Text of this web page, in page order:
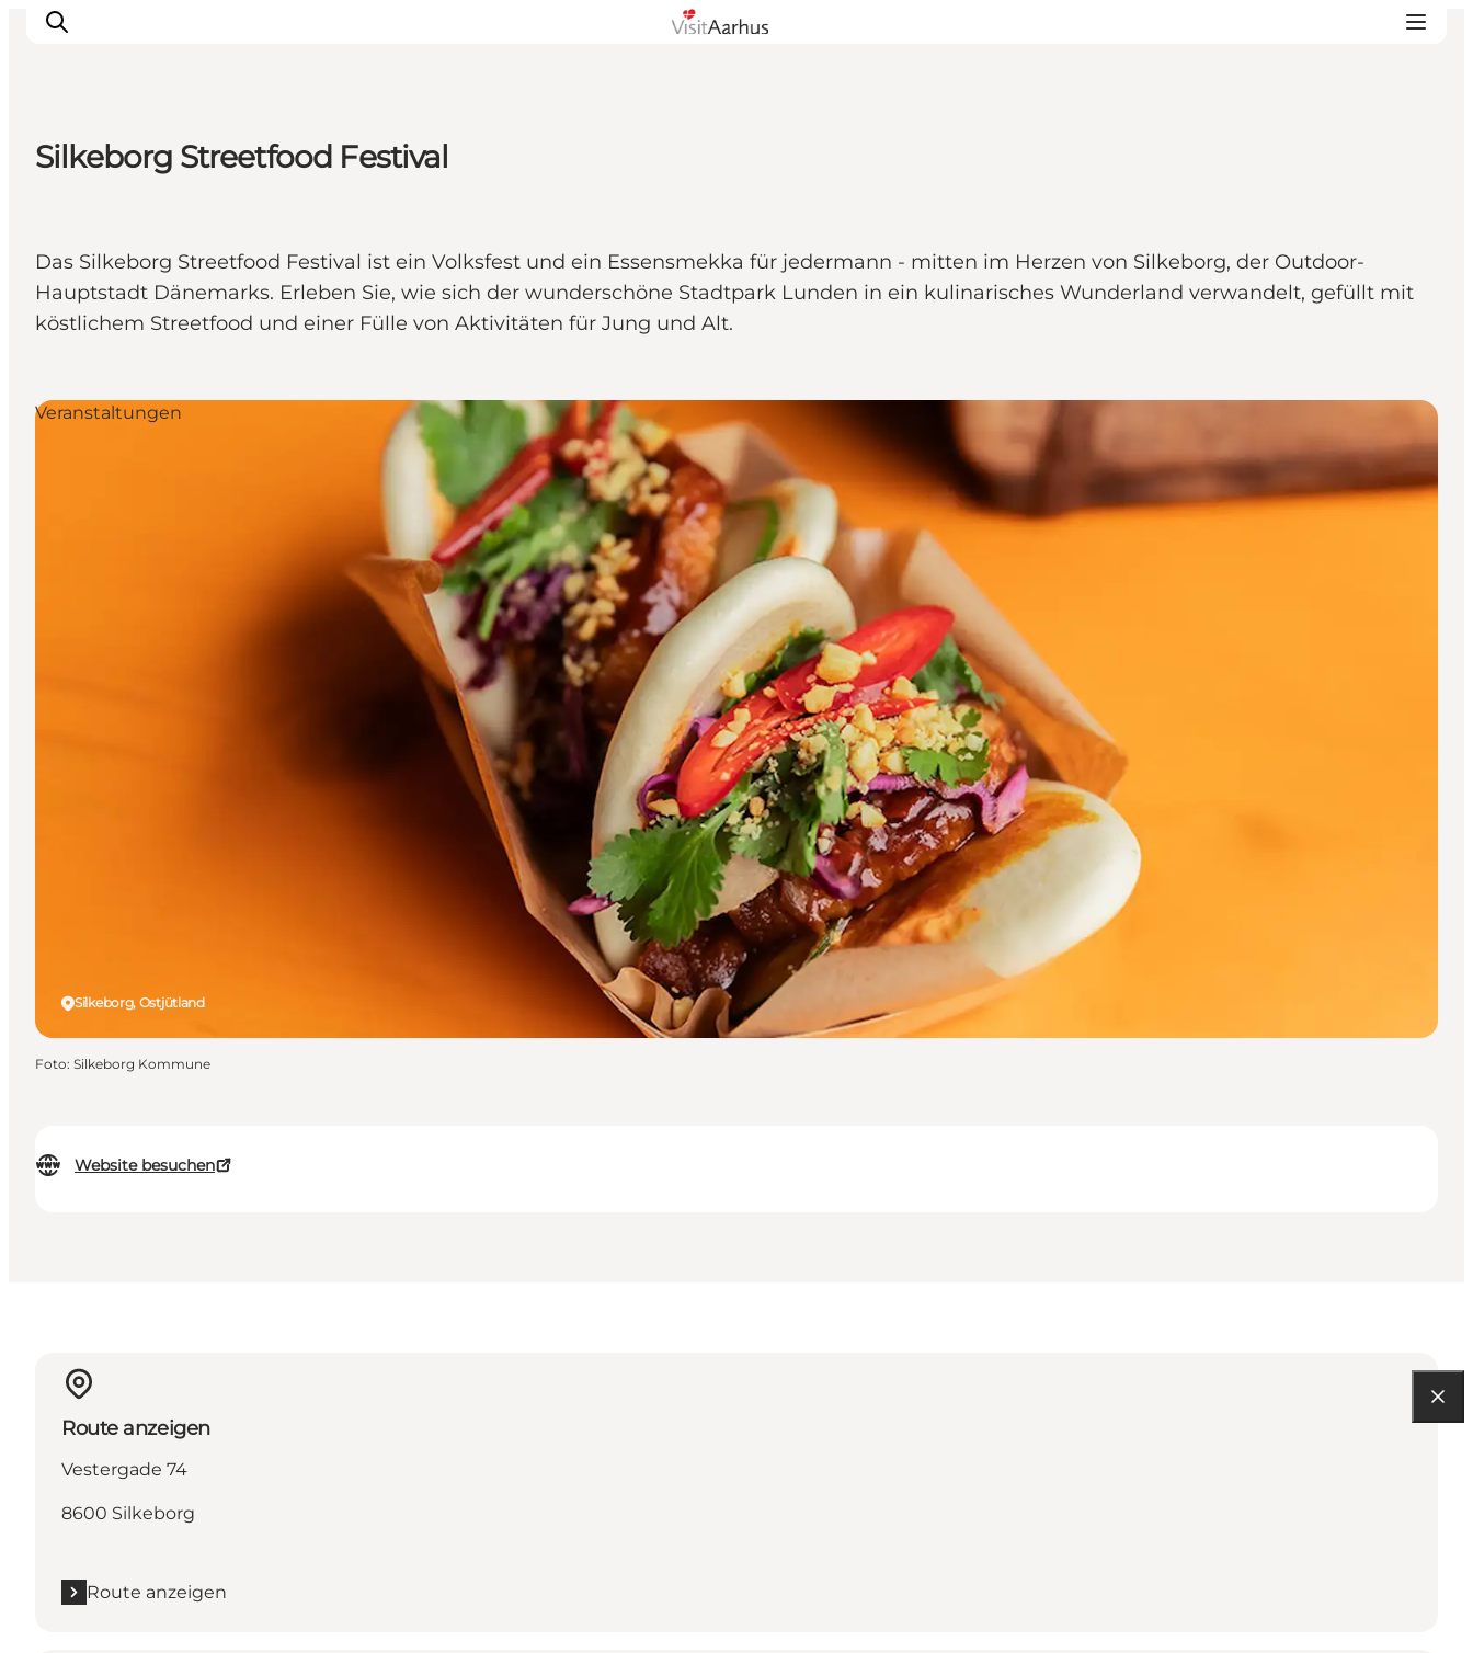
Städte und Regionen
Reiseplanung
Transport
Silkeborg Streetfood Festival
Das Silkeborg Streetfood Festival ist ein Volksfest und ein Essensmekka für jedermann - mitten im Herzen von Silkeborg, der Outdoor-
Hauptstadt Dänemarks. Erleben Sie, wie sich der wunderschöne Stadtpark Lunden in ein kulinarisches Wunderland verwandelt, gefüllt mit
köstlichem Streetfood und einer Fülle von Aktivitäten für Jung und Alt.
Website besuchen
Silkeborg, Ostjütland
Veranstaltungen
Foto: Silkeborg Kommune
Route anzeigen
Vestergade 74
8600 Silkeborg
Route anzeigen